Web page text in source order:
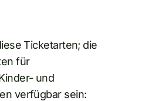
Ticketarten; die
für
und
verfügbar sein: